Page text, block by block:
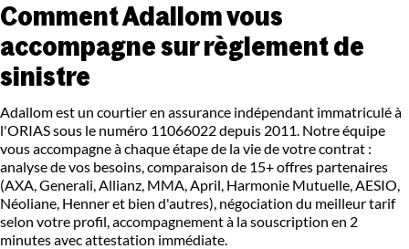
Comment Adallom vous
accompagne sur règlement de
sinistre
Adallom est un courtier en assurance indépendant immatriculé à
l'ORIAS sous le numéro 11066022 depuis 2011. Notre équipe
vous accompagne à chaque étape de la vie de votre contrat :
analyse de vos besoins, comparaison de 15+ offres partenaires
(AXA, Generali, Allianz, MMA, April, Harmonie Mutuelle, AESIO,
Néoliane, Henner et bien d'autres), négociation du meilleur tarif
selon votre profil, accompagnement à la souscription en 2
minutes avec attestation immédiate.